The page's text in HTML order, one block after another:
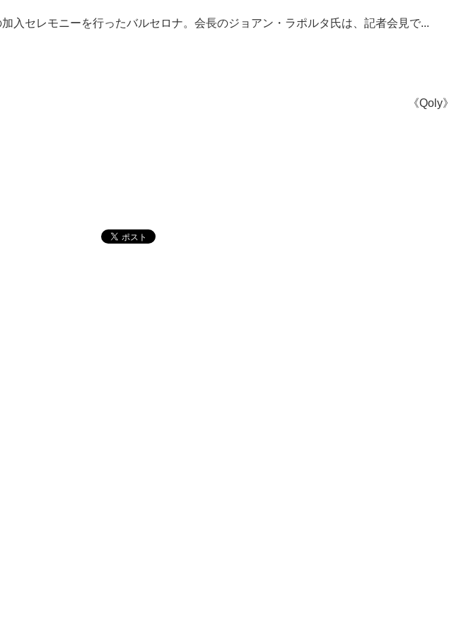
入セレモニーを行ったバルセロナ。会長のジョアン・ラポルタ氏は、記者会見で...
《Qoly》